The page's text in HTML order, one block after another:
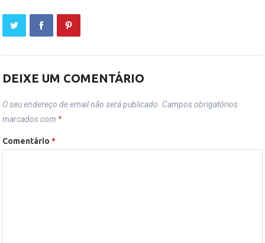
DEIXE UM COMENTÁRIO
O seu endereço de email não será publicado. Campos obrigatórios
marcados com *
Comentário*